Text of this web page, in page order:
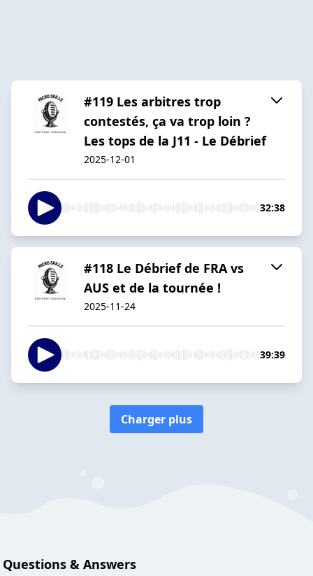
#119 Les arbitres trop
contestés, ça va trop loin ?
Les tops de la J11 - Le Débrief
2025-12-01
32:38
#118 Le Débrief de FRA vs
AUS et de la tournée !
2025-11-24
39:39
Charger plus
Questions & Answers